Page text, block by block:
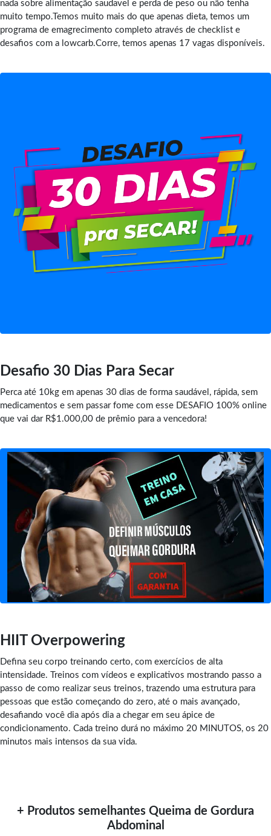
nada sobre alimentação saudavel e perda de peso ou não tenha
muito tempo.Temos muito mais do que apenas dieta, temos um
programa de emagrecimento completo através de checklist e
desafios com a lowcarb.Corre, temos apenas 17 vagas disponíveis.
Desafio 30 Dias Para Secar
Perca até 10kg em apenas 30 dias de forma saudável, rápida, sem
medicamentos e sem passar fome com esse DESAFIO 100% online
que vai dar R$1.000,00 de prêmio para a vencedora!
HIIT Overpowering
Defina seu corpo treinando certo, com exercícios de alta
intensidade. Treinos com vídeos e explicativos mostrando passo a
passo de como realizar seus treinos, trazendo uma estrutura para
pessoas que estão começando do zero, até o mais avançado,
desafiando você dia após dia a chegar em seu ápice de
condicionamento. Cada treino durá no máximo 20 MINUTOS, os 20
minutos mais intensos da sua vida.
+ Produtos semelhantes Queima de Gordura
Abdominal